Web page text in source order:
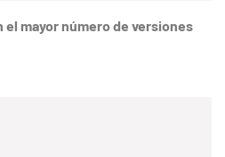
el mayor número de versiones